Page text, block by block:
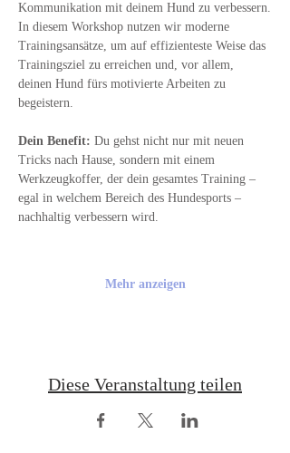
Kommunikation mit deinem Hund zu verbessern.
In diesem Workshop nutzen wir moderne
Trainingsansätze, um auf effizienteste Weise das
Trainingsziel zu erreichen und, vor allem,
deinen Hund fürs motivierte Arbeiten zu
begeistern.
Dein Benefit: Du gehst nicht nur mit neuen
Tricks nach Hause, sondern mit einem
Werkzeugkoffer, der dein gesamtes Training –
egal in welchem Bereich des Hundesports –
nachhaltig verbessern wird.
Mehr anzeigen
Diese Veranstaltung teilen